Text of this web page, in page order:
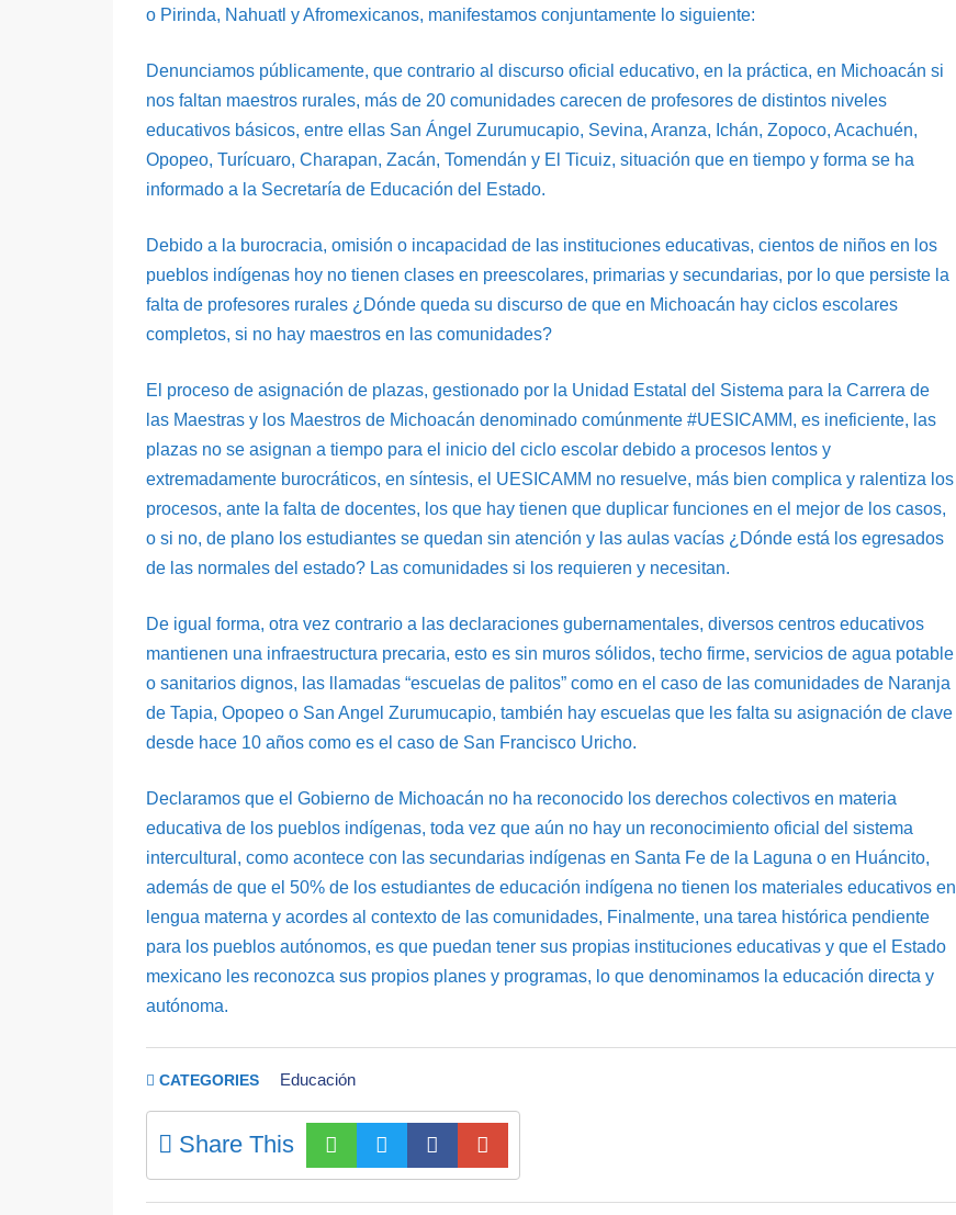
o Pirinda, Nahuatl y Afromexicanos, manifestamos conjuntamente lo siguiente:
Denunciamos públicamente, que contrario al discurso oficial educativo, en la práctica, en Michoacán si
nos faltan maestros rurales, más de 20 comunidades carecen de profesores de distintos niveles
educativos básicos, entre ellas San Ángel Zurumucapio, Sevina, Aranza, Ichán, Zopoco, Acachuén,
Opopeo, Turícuaro, Charapan, Zacán, Tomendán y El Ticuiz, situación que en tiempo y forma se ha
informado a la Secretaría de Educación del Estado.
Debido a la burocracia, omisión o incapacidad de las instituciones educativas, cientos de niños en los
pueblos indígenas hoy no tienen clases en preescolares, primarias y secundarias, por lo que persiste la
falta de profesores rurales ¿Dónde queda su discurso de que en Michoacán hay ciclos escolares
completos, si no hay maestros en las comunidades?
El proceso de asignación de plazas, gestionado por la Unidad Estatal del Sistema para la Carrera de
las Maestras y los Maestros de Michoacán denominado comúnmente #UESICAMM, es ineficiente, las
plazas no se asignan a tiempo para el inicio del ciclo escolar debido a procesos lentos y
extremadamente burocráticos, en síntesis, el UESICAMM no resuelve, más bien complica y ralentiza los
procesos, ante la falta de docentes, los que hay tienen que duplicar funciones en el mejor de los casos,
o si no, de plano los estudiantes se quedan sin atención y las aulas vacías ¿Dónde está los egresados
de las normales del estado? Las comunidades si los requieren y necesitan.
De igual forma, otra vez contrario a las declaraciones gubernamentales, diversos centros educativos
mantienen una infraestructura precaria, esto es sin muros sólidos, techo firme, servicios de agua potable
o sanitarios dignos, las llamadas “escuelas de palitos” como en el caso de las comunidades de Naranja
de Tapia, Opopeo o San Angel Zurumucapio, también hay escuelas que les falta su asignación de clave
desde hace 10 años como es el caso de San Francisco Uricho.
Declaramos que el Gobierno de Michoacán no ha reconocido los derechos colectivos en materia
educativa de los pueblos indígenas, toda vez que aún no hay un reconocimiento oficial del sistema
intercultural, como acontece con las secundarias indígenas en Santa Fe de la Laguna o en Huáncito,
además de que el 50% de los estudiantes de educación indígena no tienen los materiales educativos en
lengua materna y acordes al contexto de las comunidades, Finalmente, una tarea histórica pendiente
para los pueblos autónomos, es que puedan tener sus propias instituciones educativas y que el Estado
mexicano les reconozca sus propios planes y programas, lo que denominamos la educación directa y
autónoma.
CATEGORIES Educación
Share This